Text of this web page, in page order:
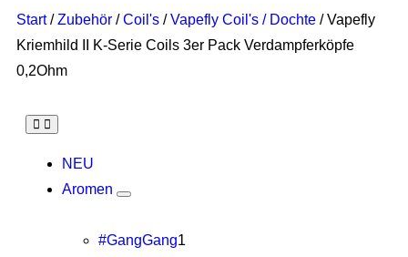
Start/Zubehör /Coil's /Vapefly Coil's / Dochte / Vapefly
Kriemhild II K-Serie Coils 3er Pack Verdampferköpfe
0,2Ohm
NEU
Aromen
#GangGang1